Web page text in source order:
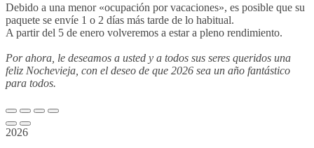
Debido a una menor «ocupación por vacaciones», es posible que su
paquete se envíe 1 o 2 días más tarde de lo habitual.
A partir del 5 de enero volveremos a estar a pleno rendimiento.
Por ahora, le deseamos a usted y a todos sus seres queridos una
feliz Nochevieja, con el deseo de que 2026 sea un año fantástico
para todos.
2026